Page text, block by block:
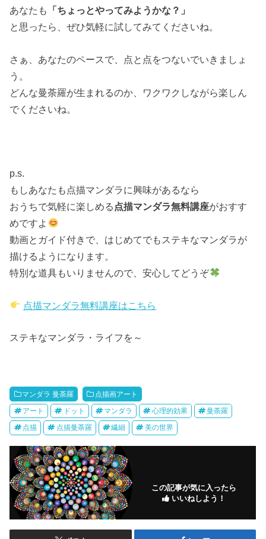
あなたも
「ちょっとやってみようかな？」
と思ったら、ぜひ気軽に試してみてくださいね。
さぁ、あなたのペースで、点と点をつないでいきましょ
う。
どんな曼荼羅が生まれるのか、ワクワクしながら楽しん
でくださいね。
p.s.
もしあなたも点描マンダラに興味があるなら
おうちで気軽に楽しめる 点描マンダラ無料講座がおすす
めですよ
動画とガイド付きで、はじめてでもステキなマンダラが
描けるようになります。
特別な道具もいりませんので、安心してどうぞ
点描マンダラ無料講座はこちら
ステキなマンダラ・ライフを～
マンダラ 曼荼羅 点描画アート
アート ドット マンダラ 心理的効果 曼荼羅
点描 点描曼荼羅 繊細 美の世界
この記事が気に入ったら
いいねしよう！